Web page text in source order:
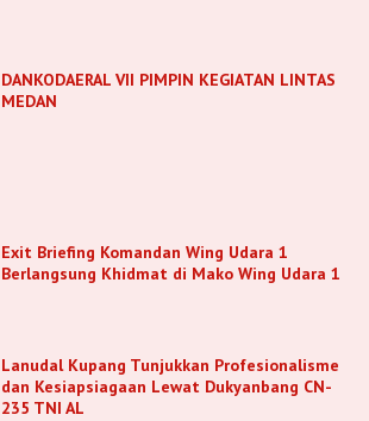
DANKODAERAL VII PIMPIN KEGIATAN LINTAS
MEDAN
Exit Briefing Komandan Wing Udara 1
Berlangsung Khidmat di Mako Wing Udara 1
Lanudal Kupang Tunjukkan Profesionalisme
dan Kesiapsiagaan Lewat Dukyanbang CN-
235 TNI AL